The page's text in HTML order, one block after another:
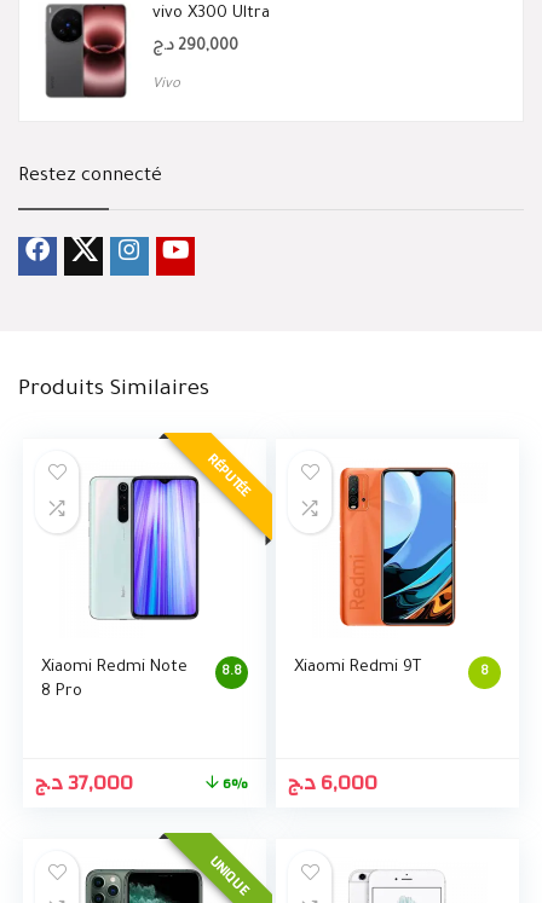
vivo X300 Ultra
290,000 د.ج
Vivo
Restez connecté
Produits Similaires
RÉPUTÉE
8.8
Xiaomi Redmi Note
8 Pro
37,000د.ج 6%
8
Xiaomi Redmi 9T
6,000د.ج
UNIQUE